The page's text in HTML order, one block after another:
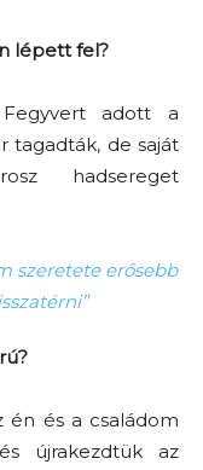
lépett fel?
adott a
tagadták, de saját
hadsereget
szeretete erősebb
én és a családom
újrakezdtük az